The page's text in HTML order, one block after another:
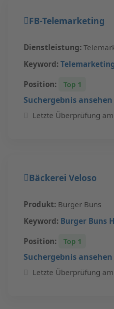
FB-Telemarketing
Dienstleistung:
Keyword:
Position: Top 1
Suchergebnis ansehen
Letzte Überprüfung
Bäckerei Veloso
Produkt: Burger Buns
Keyword: Burger Buns
Position: Top 1
Suchergebnis ansehen
Letzte Überprüfung